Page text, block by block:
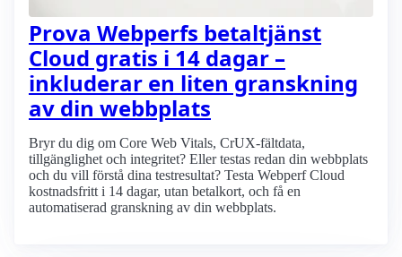
Prova Webperfs betaltjänst
Cloud gratis i 14 dagar –
inkluderar en liten granskning
av din webbplats
Bryr du dig om Core Web Vitals, CrUX-fältdata,
tillgänglighet och integritet? Eller testas redan din webbplats
och du vill förstå dina testresultat? Testa Webperf Cloud
kostnadsfritt i 14 dagar, utan betalkort, och få en
automatiserad granskning av din webbplats.